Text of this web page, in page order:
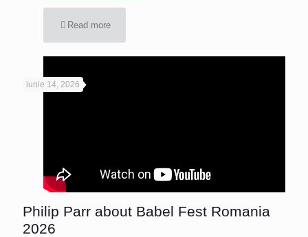
Read more
iunie 14, 2026
Philip Parr about Babel Fest Romania
2026